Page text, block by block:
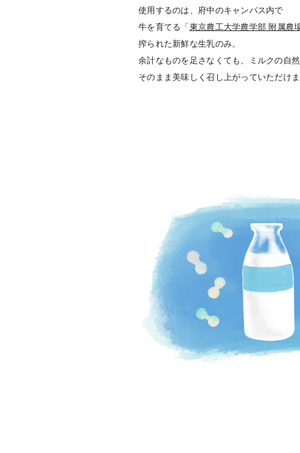
使用するのは、府中のキャンパス内で
牛を育てる「東京農工大学農学部 附属農
搾られた新鮮な生乳のみ。
余計なものを足さなくても、ミルクの自
そのまま美味しく召し上がっていただけま